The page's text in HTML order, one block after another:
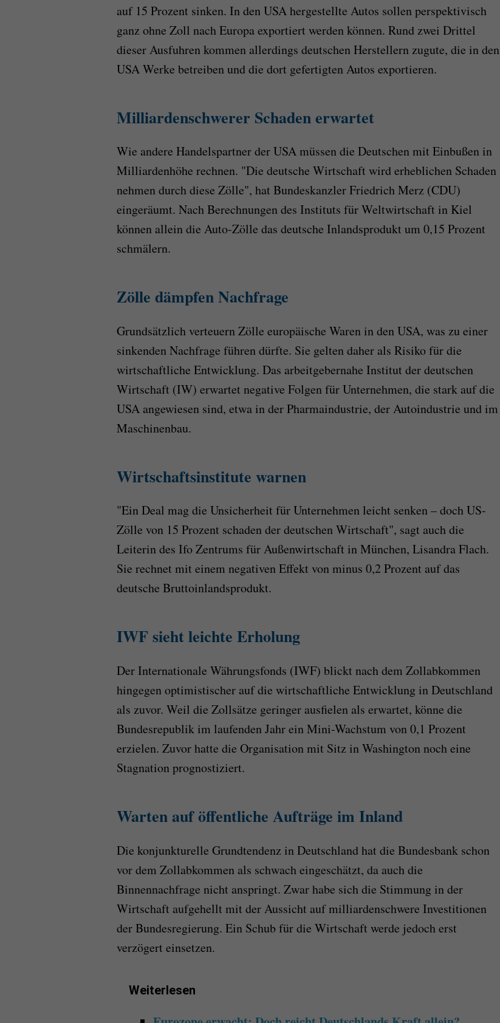
auf 15 Prozent sinken. In den USA hergestellte Autos sollen perspektivisch
ganz ohne Zoll nach Europa exportiert werden können. Rund zwei Drittel
dieser Ausfuhren kommen allerdings deutschen Herstellern zugute, die in den
USA Werke betreiben und die dort gefertigten Autos exportieren.
Milliardenschwerer Schaden erwartet
Wie andere Handelspartner der USA müssen die Deutschen mit Einbußen in
Milliardenhöhe rechnen. "Die deutsche Wirtschaft wird erheblichen Schaden
nehmen durch diese Zölle", hat Bundeskanzler Friedrich Merz (CDU)
eingeräumt. Nach Berechnungen des Instituts für Weltwirtschaft in Kiel
können allein die Auto-Zölle das deutsche Inlandsprodukt um 0,15 Prozent
schmälern.
Zölle dämpfen Nachfrage
Grundsätzlich verteuern Zölle europäische Waren in den USA, was zu einer
sinkenden Nachfrage führen dürfte. Sie gelten daher als Risiko für die
wirtschaftliche Entwicklung. Das arbeitgebernahe Institut der deutschen
Wirtschaft (IW) erwartet negative Folgen für Unternehmen, die stark auf die
USA angewiesen sind, etwa in der Pharmaindustrie, der Autoindustrie und im
Maschinenbau.
Wirtschaftsinstitute warnen
"Ein Deal mag die Unsicherheit für Unternehmen leicht senken – doch US-
Zölle von 15 Prozent schaden der deutschen Wirtschaft", sagt auch die
Leiterin des Ifo Zentrums für Außenwirtschaft in München, Lisandra Flach.
Sie rechnet mit einem negativen Effekt von minus 0,2 Prozent auf das
deutsche Bruttoinlandsprodukt.
IWF sieht leichte Erholung
Der Internationale Währungsfonds (IWF) blickt nach dem Zollabkommen
hingegen optimistischer auf die wirtschaftliche Entwicklung in Deutschland
als zuvor. Weil die Zollsätze geringer ausfielen als erwartet, könne die
Bundesrepublik im laufenden Jahr ein Mini-Wachstum von 0,1 Prozent
erzielen. Zuvor hatte die Organisation mit Sitz in Washington noch eine
Stagnation prognostiziert.
Warten auf öffentliche Aufträge im Inland
Die konjunkturelle Grundtendenz in Deutschland hat die Bundesbank schon
vor dem Zollabkommen als schwach eingeschätzt, da auch die
Binnennachfrage nicht anspringt. Zwar habe sich die Stimmung in der
Wirtschaft aufgehellt mit der Aussicht auf milliardenschwere Investitionen
der Bundesregierung. Ein Schub für die Wirtschaft werde jedoch erst
verzögert einsetzen.
Weiterlesen